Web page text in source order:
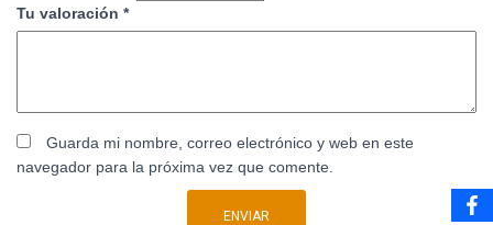
Tu valoración *
Guarda mi nombre, correo electrónico y web en este
navegador para la próxima vez que comente.